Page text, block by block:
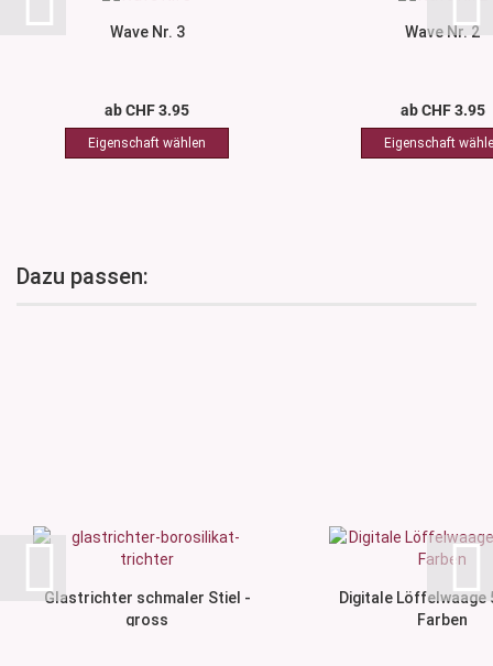
Wave Nr. 3
ab CHF 3.95
Wave Nr. 2
ab CHF 3.95
Dazu passen:
Glastrichter schmaler Stiel -
gross
Digitale Löffelwaage
Farben